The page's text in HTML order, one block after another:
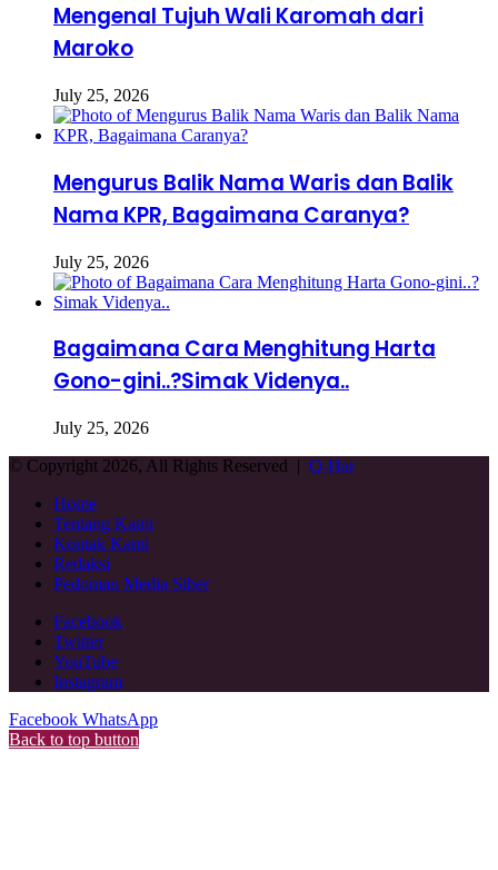
Mengenal Tujuh Wali Karomah dari
Maroko
July 25, 2026
Mengurus Balik Nama Waris dan Balik
Nama KPR, Bagaimana Caranya?
July 25, 2026
Bagaimana Cara Menghitung Harta
Gono-gini..?Simak Videnya..
July 25, 2026
© Copyright 2026, All Rights Reserved | Q-Har
Home
Tentang Kami
Kontak Kami
Redaksi
Pedoman Media Siber
Facebook
Twitter
YouTube
Instagram
Facebook WhatsApp
Back to top button